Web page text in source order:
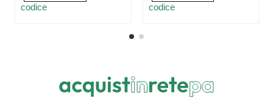
codice
codice